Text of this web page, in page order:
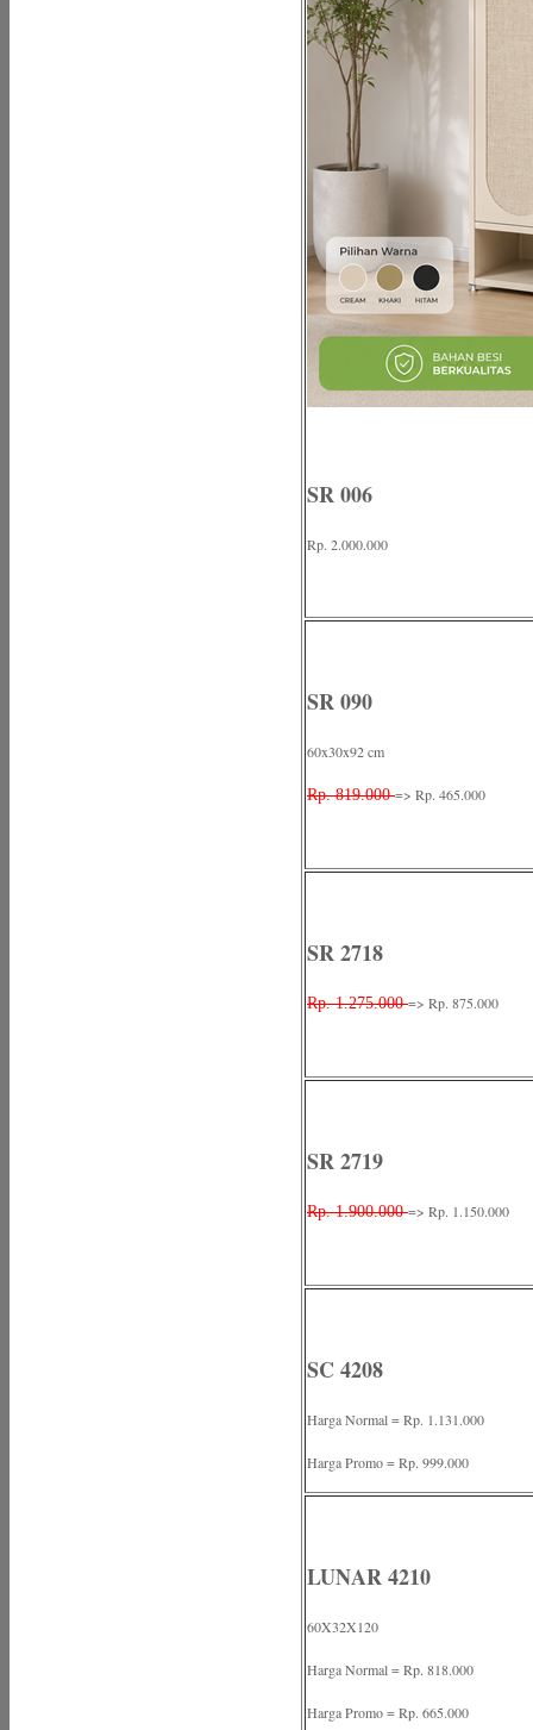
SR 006
Rp. 2.000.000
SR 090
60x30x92 cm
Rp. 819.000=> Rp. 465.000
SR 2718
Rp. 1.275.000=> Rp. 875.000
SR 2719
Rp. 1.900.000=> Rp. 1.150.000
SC 4208
Harga Normal = Rp. 1.131.000
Harga Promo = Rp. 999.000
LUNAR 4210
60X32X120
Harga Normal = Rp. 818.000
Harga Promo = Rp. 665.000